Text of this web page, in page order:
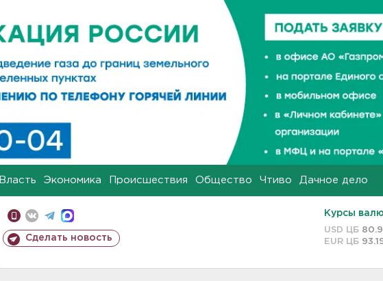
Власть Экономика Происшествия Общество Чтиво Дачное дело
Сделать новость
Курсы
USD ЦБ
EUR ЦБ